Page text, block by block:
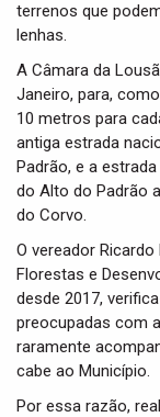
terrenos que
lenhas.
A Câmara da
Janeiro, para,
10 metros para
antiga estrada
Padrão, e a
do Alto do Padrão
do Corvo.
O vereador
Florestas e
desde 2017,
preocupadas com
raramente
cabe ao Município.
Por essa razão,